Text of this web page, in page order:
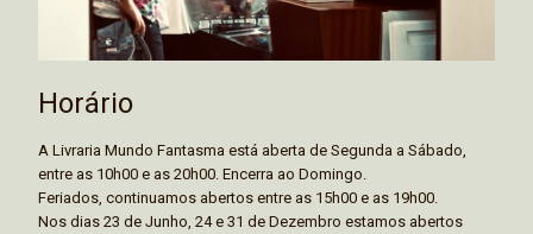
Horário
A Livraria Mundo Fantasma está aberta de Segunda a Sábado,
entre as 10h00 e as 20h00. Encerra ao Domingo.
Feriados, continuamos abertos entre as 15h00 e as 19h00.
Nos dias 23 de Junho, 24 e 31 de Dezembro estamos abertos